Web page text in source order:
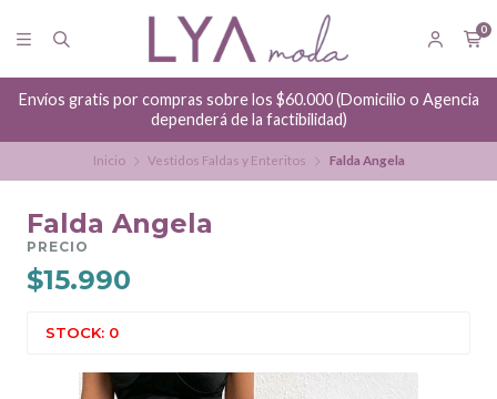
0
Envíos gratis por compras sobre los $60.000 (Domicilio o Agencia
dependerá de la factibilidad)
Inicio Vestidos Faldas y Enteritos Falda Angela
Falda Angela
PRECIO
$15.990
STOCK: 0